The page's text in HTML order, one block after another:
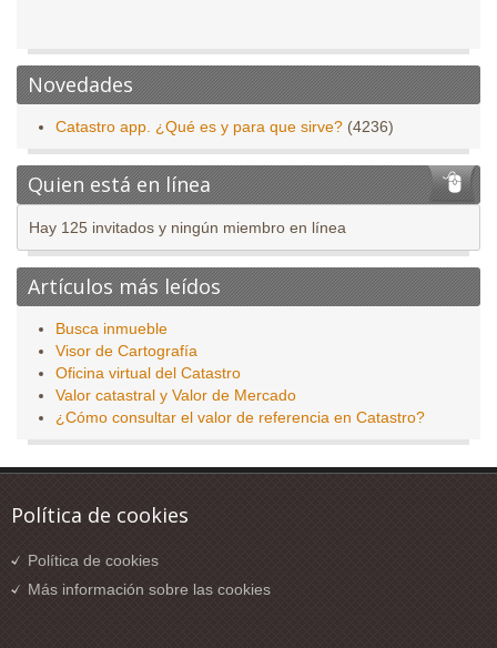
Novedades
Catastro app. ¿Qué es y para que sirve? (4236)
Quien está en línea
Hay 125 invitados y ningún miembro en línea
Artículos más leídos
Busca inmueble
Visor de Cartografía
Oficina virtual del Catastro
Valor catastral y Valor de Mercado
¿Cómo consultar el valor de referencia en Catastro?
Política de cookies
Política de cookies
Más información sobre las cookies